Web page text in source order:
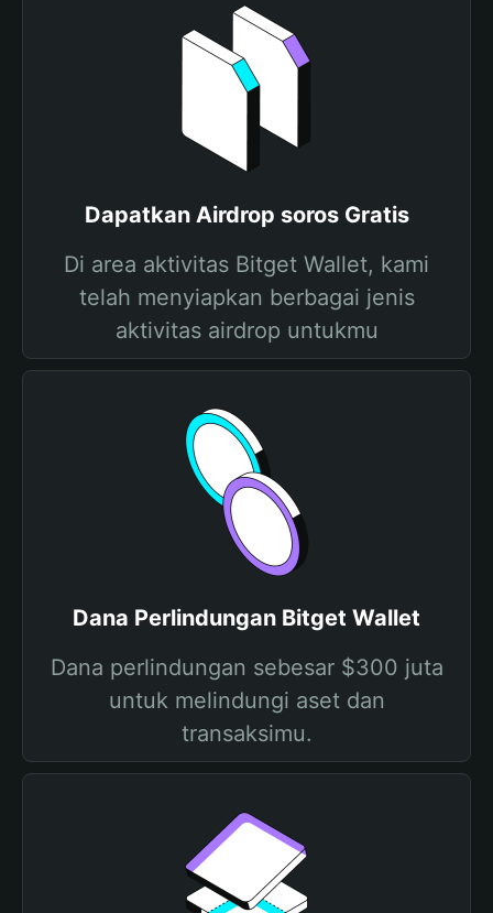
Dapatkan Airdrop soros Gratis
Di area aktivitas Bitget Wallet, kami
telah menyiapkan berbagai jenis
aktivitas airdrop untukmu
Dana Perlindungan Bitget Wallet
Dana perlindungan sebesar $300 juta
untuk melindungi aset dan
transaksimu.